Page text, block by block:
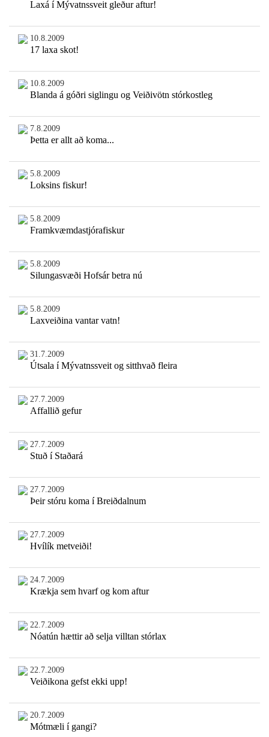
Laxá í Mývatnssveit gleður aftur!
10.8.2009
17 laxa skot!
10.8.2009
Blanda á góðri siglingu og Veiðivötn stórkostleg
7.8.2009
Þetta er allt að koma...
5.8.2009
Loksins fiskur!
5.8.2009
Framkvæmdastjórafiskur
5.8.2009
Silungasvæði Hofsár betra nú
5.8.2009
Laxveiðina vantar vatn!
31.7.2009
Útsala í Mývatnssveit og sitthvað fleira
27.7.2009
Affallið gefur
27.7.2009
Stuð í Staðará
27.7.2009
Þeir stóru koma í Breiðdalnum
27.7.2009
Hvílík metveiði!
24.7.2009
Krækja sem hvarf og kom aftur
22.7.2009
Nóatún hættir að selja villtan stórlax
22.7.2009
Veiðikona gefst ekki upp!
20.7.2009
Mótmæli í gangi?